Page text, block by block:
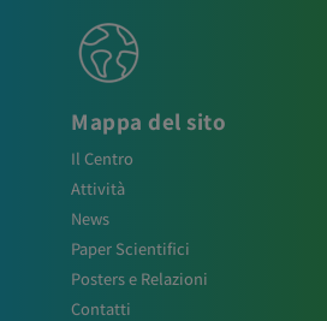
Mappa del sito
Il Centro
Attività
News
Paper Scientifici
Posters e Relazioni
Contatti